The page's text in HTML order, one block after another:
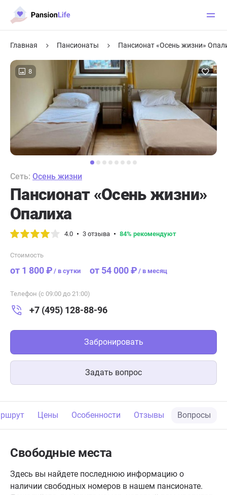
Главная Пансионаты Пансионат «Осень жизни»
8
Сеть: Осень жизни
Пансионат «Осень жизни»
Опалиха
4.0 3 отзыва 84% рекомендуют
Стоимость
от 1 800 ₽ / в сутки от 54 000 ₽ / в месяц
Телефон (с 09:00 до 21:00)
+7 (495) 128-88-96
Забронировать
Задать вопрос
Цены Особенности Отзывы Вопросы
Свободные места
Здесь вы найдете последнюю информацию о
наличии свободных номеров в нашем пансионате.